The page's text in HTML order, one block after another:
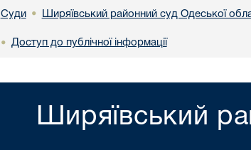
Суди • Ширяївський районний суд Одеської
• Доступ до публічної інформації
Ширяївський